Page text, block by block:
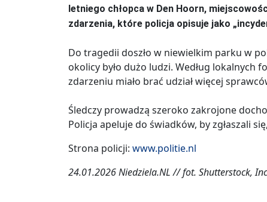
letniego chłopca w Den Hoorn,
zdarzenia, które policja opisuje jako
Do tragedii doszło w niewielkim parku w
okolicy było dużo ludzi. Według
zdarzeniu miało brać udział więcej
Śledczy prowadzą szeroko zakrojone
Policja apeluje do świadków, by zgłaszali
Strona policji: www.politie.nl
24.01.2026 Niedziela.NL // fot. Shutterstock,